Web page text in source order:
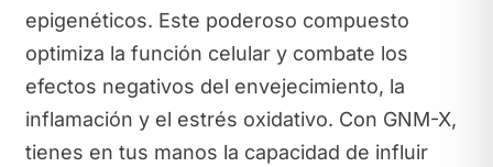
epigenéticos. Este poderoso compuesto
optimiza la función celular y combate los
efectos negativos del envejecimiento, la
inflamación y el estrés oxidativo. Con GNM-X,
tienes en tus manos la capacidad de influir